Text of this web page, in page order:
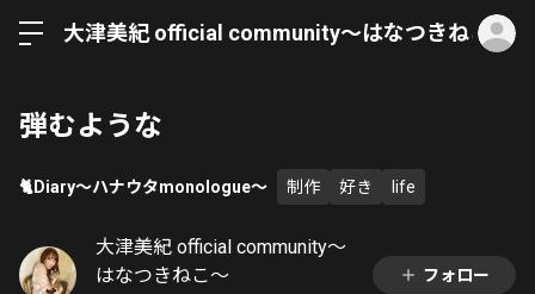
大津美紀 official community〜はなつきねこ〜
弾むような
🐈Diary〜ハナウタmonologue〜 制作 好き life
大津美紀 official community〜
はなつきねこ〜
フォロー